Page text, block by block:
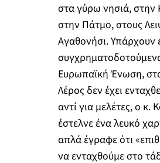
στα γύρω νησιά, στην
στην Πάτμο, στους
Αγαθονήσι. Υπάρχουν
Ευρωπαϊκή Ένωση,
Λέρος δεν έχει
αντί για μελέτες, ο κ.
έστελνε ένα λευκό
απλά έγραφε ότι
να ενταχθούμε στο